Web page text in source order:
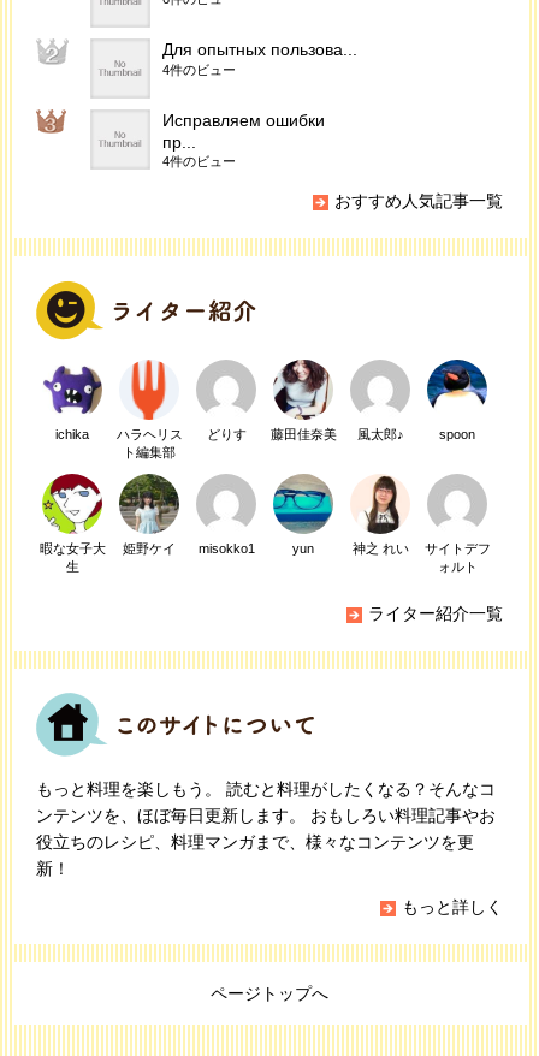
Для опытных пользова...
4件のビュー
Исправляем ошибки
пр...
4件のビュー
おすすめ人気記事一覧
ichika
ハラヘリス
ト編集部
どりす 藤田佳奈美 風太郎♪ spoon
暇な女子大
生
姫野ケイ misokko1 yun 神之 れい
サイトデフ
ォルト
ライター紹介一覧
もっと料理を楽しもう。 読むと料理がしたくなる？そんなコ
ンテンツを、ほぼ毎日更新します。 おもしろい料理記事やお
役立ちのレシピ、料理マンガまで、様々なコンテンツを更
新！
もっと詳しく
ページトップへ